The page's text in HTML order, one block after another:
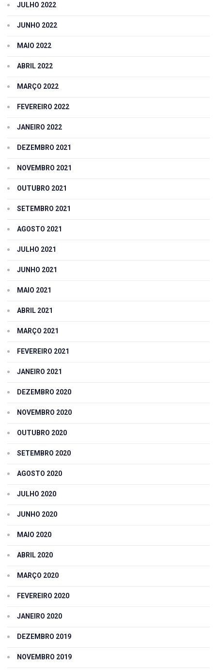
JULHO 2022
JUNHO 2022
MAIO 2022
ABRIL 2022
MARÇO 2022
FEVEREIRO 2022
JANEIRO 2022
DEZEMBRO 2021
NOVEMBRO 2021
OUTUBRO 2021
SETEMBRO 2021
AGOSTO 2021
JULHO 2021
JUNHO 2021
MAIO 2021
ABRIL 2021
MARÇO 2021
FEVEREIRO 2021
JANEIRO 2021
DEZEMBRO 2020
NOVEMBRO 2020
OUTUBRO 2020
SETEMBRO 2020
AGOSTO 2020
JULHO 2020
JUNHO 2020
MAIO 2020
ABRIL 2020
MARÇO 2020
FEVEREIRO 2020
JANEIRO 2020
DEZEMBRO 2019
NOVEMBRO 2019